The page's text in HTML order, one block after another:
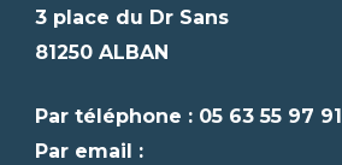
3 place du Dr Sans
81250 ALBAN
Par téléphone : 05 63 55 97 91
Par email :